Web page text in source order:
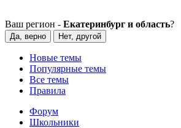
Ваш регион - Екатеринбург и область?
Да, верно Нет, другой
Новые темы
Популярные темы
Все темы
Правила
Форум
Школьники